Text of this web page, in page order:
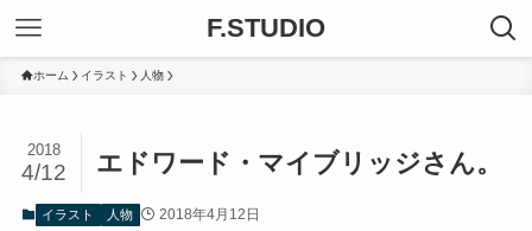
F.STUDIO
ホーム イラスト 人物
エドワード・マイブリッジさん。
2018
4/12
イラスト 人物 2018年4月12日